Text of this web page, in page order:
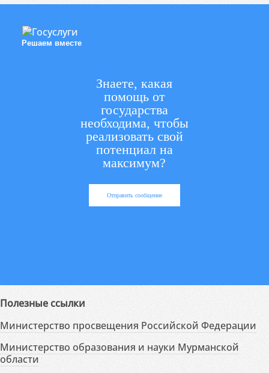
Решаем вместе
Знаете, какая
помощь от
государства
необходима, чтобы
реализовать свой
потенциал на
максимум?
Отправить сообщение
Полезные ссылки
Министерство просвещения Российской Федерации
Министерство образования и науки Мурманской
области